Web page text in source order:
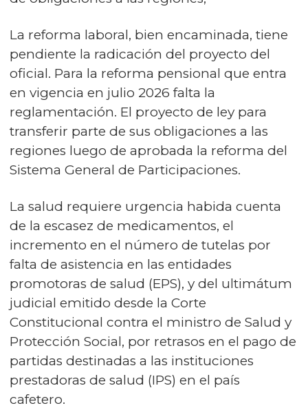
La reforma laboral, bien encaminada, tiene
pendiente la radicación del proyecto del
oficial. Para la reforma pensional que entra
en vigencia en julio 2026 falta la
reglamentación. El proyecto de ley para
transferir parte de sus obligaciones a las
regiones luego de aprobada la reforma del
Sistema General de Participaciones.
La salud requiere urgencia habida cuenta
de la escasez de medicamentos, el
incremento en el número de tutelas por
falta de asistencia en las entidades
promotoras de salud (EPS), y del ultimátum
judicial emitido desde la Corte
Constitucional contra el ministro de Salud y
Protección Social, por retrasos en el pago de
partidas destinadas a las instituciones
prestadoras de salud (IPS) en el país
cafetero.